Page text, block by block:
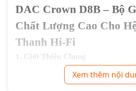
DAC Crown D8B – Bộ
Chất Lượng Cao Cho
Thanh Hi-Fi
1. Giới Thiệu Chung
DAC Crown D8B là một trong những
cho người mới bắt đầu bước vào thế
Xem thêm nội